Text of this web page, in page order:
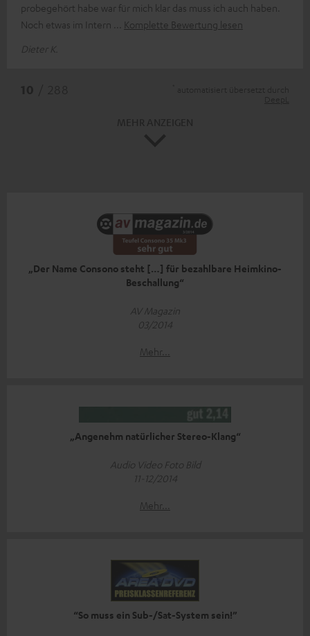
probegehört habe war für mich klar das muss ich auch haben.
Noch etwas im Intern
Komplette Bewertung lesen
Dieter K.
„Der Name Consono steht […] für bezahlbare Heimkino-
Beschallung“
AV Magazin
03/2014
Mehr...
„Angenehm natürlicher Stereo-Klang“
Audio Video Foto Bild
11-12/2014
Mehr...
“So muss ein Sub-/Sat-System sein!”